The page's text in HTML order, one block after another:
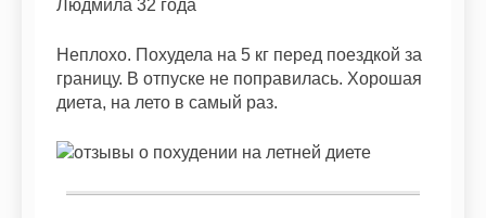
Людмила 32 года
Неплохо. Похудела на 5 кг перед поездкой за
границу. В отпуске не поправилась. Хорошая
диета, на лето в самый раз.